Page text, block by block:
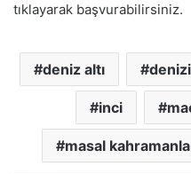
tıklayarak başvurabilirsiniz.
deniz altı
inci
masal